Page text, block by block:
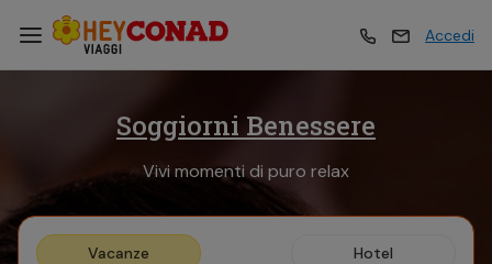
Vacanze
Esperienze
Accedi
Esperienze
Soggiorni Benessere
Vivi momenti di puro relax
Vacanze Hotel